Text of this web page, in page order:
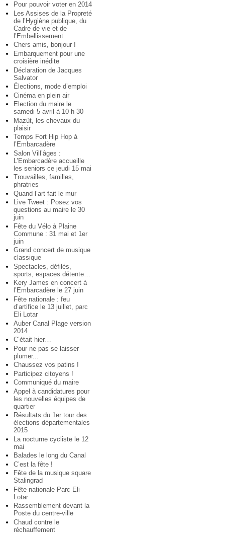
Pour pouvoir voter en 2014
Les Assises de la Propreté
de l’Hygiène publique, du
Cadre de vie et de
l’Embellissement
Chers amis, bonjour !
Embarquement pour une
croisière inédite
Déclaration de Jacques
Salvator
Élections, mode d’emploi
Cinéma en plein air
Election du maire le
samedi 5 avril à 10 h 30
Mazùt, les chevaux du
plaisir
Temps Fort Hip Hop à
l’Embarcadère
Salon Vill’âges :
L’Embarcadère accueille
les seniors ce jeudi 15 mai
Trouvailles, familles,
phratries
Quand l’art fait le mur
Live Tweet : Posez vos
questions au maire le 30
juin
Fête du Vélo à Plaine
Commune : 31 mai et 1er
juin
Grand concert de musique
classique
Spectacles, défilés,
sports, espaces détente…
Kery James en concert à
l’Embarcadère le 27 juin
Fête nationale : feu
d’artifice le 13 juillet, parc
Eli Lotar
Auber Canal Plage version
2014
C’était hier…
Pour ne pas se laisser
plumer...
Chaussez vos patins !
Participez citoyens !
Communiqué du maire
Appel à candidatures pour
les nouvelles équipes de
quartier
Résultats du 1er tour des
élections départementales
2015
La nocturne cycliste le 12
mai
Balades le long du Canal
C’est la fête !
Fête de la musique square
Stalingrad
Fête nationale Parc Eli
Lotar
Rassemblement devant la
Poste du centre-ville
Chaud contre le
réchauffement